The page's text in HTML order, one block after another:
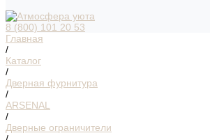
8 (800) 101 20 53
Главная
/
Каталог
/
Дверная фурнитура
/
ARSENAL
/
Дверные ограничители